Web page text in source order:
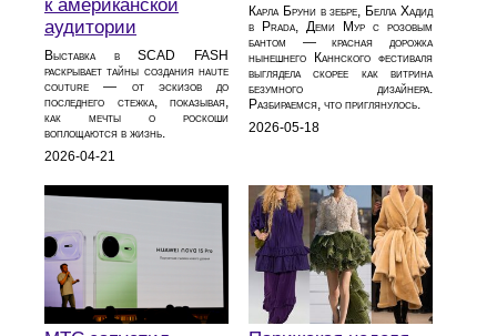
к американской
аудитории
Выставка в SCAD FASH
раскрывает тайны создания haute
couture — от эскизов до
последнего стежка, показывая,
как мечты о роскоши
воплощаются в жизнь.
2026-04-21
Карла Бруни в зебре, Белла Хадид
в Prada, Деми Мур с розовым
бантом — красная дорожка
нынешнего Каннского фестиваля
выглядела скорее как витрина
безумного дизайнера.
Разбираемся, что приглянулось.
2026-05-18